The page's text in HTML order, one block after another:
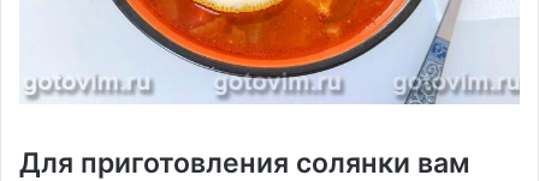
Для приготовления солянки вам